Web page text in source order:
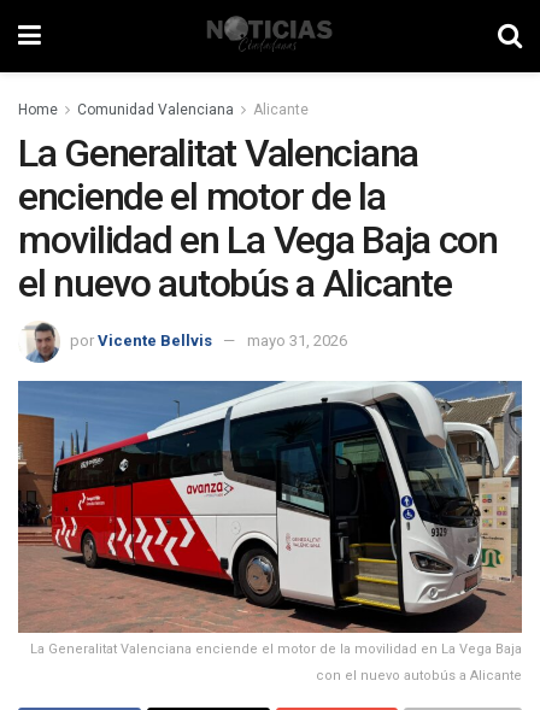
Home Comunidad Valenciana Alicante
La Generalitat Valenciana
enciende el motor de la
movilidad en La Vega Baja con
el nuevo autobús a Alicante
por Vicente Bellvis mayo 31, 2026
La Generalitat Valenciana enciende el motor de la movilidad en La Vega Baja
con el nuevo autobús a Alicante